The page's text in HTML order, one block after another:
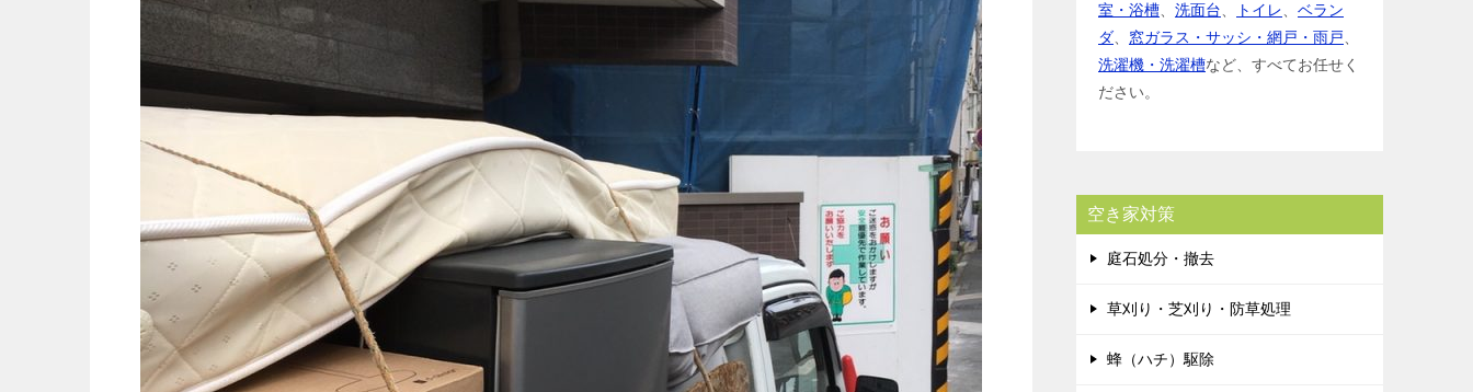
室・浴槽
洗面台 トイレ
ベラン
ダ
窓ガラス・サッシ・網戸・雨戸
洗濯機・洗濯槽など、すべてお任せく
ださい。
空き家対策
庭石処分・撤去
草刈り・芝刈り・防草処理
蜂（ハチ）駆除